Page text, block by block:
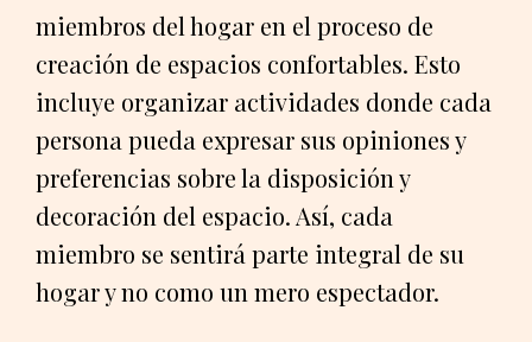
miembros del hogar en el proceso de
creación de espacios confortables. Esto
incluye organizar actividades donde cada
persona pueda expresar sus opiniones y
preferencias sobre la disposición y
decoración del espacio. Así, cada
miembro se sentirá parte integral de su
hogar y no como un mero espectador.